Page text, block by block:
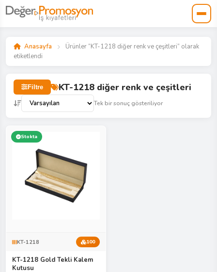
Anasayfa
Ürünler “KT-1218 diğer renk ve çeşitleri” olarak
etiketlendi
Filtre KT-1218 diğer renk ve çeşitleri
Tek bir sonuç gösteriliyor
Stokta
KT-1218 100
KT-1218 Gold Tekli Kalem
Kutusu